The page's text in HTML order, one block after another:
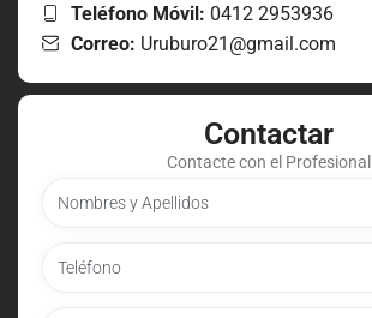
Teléfono Móvil: 0412 2953936
Correo: Uruburo21@gmail.com
Contactar
Contacte con el Profesional